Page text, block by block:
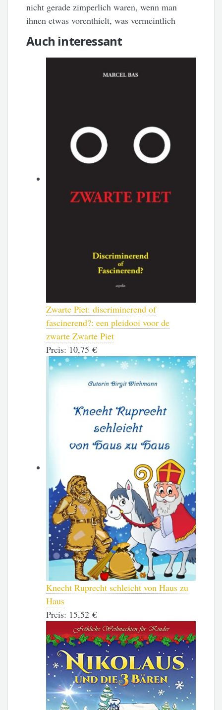
nicht gerade zimperlich waren, wenn man
ihnen etwas vorenthielt, was vermeintlich
Auch interessant
Zwarte Piet: discriminerend of
fascinerend?: een pleidooi voor de
zwarte Zwarte Piet
Preis: 10,75 €
Knecht Ruprecht schleicht von Haus zu
Haus
Preis: 15,52 €